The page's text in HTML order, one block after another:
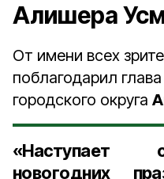
Алишера
От имени всех
поблагодарил
городского округа
«Наступает
новогодних